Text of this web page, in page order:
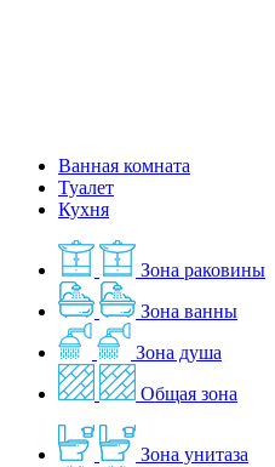
Ванная комната
Туалет
Кухня
Зона раковины
Зона ванны
Зона душа
Общая зона
Зона унитаза